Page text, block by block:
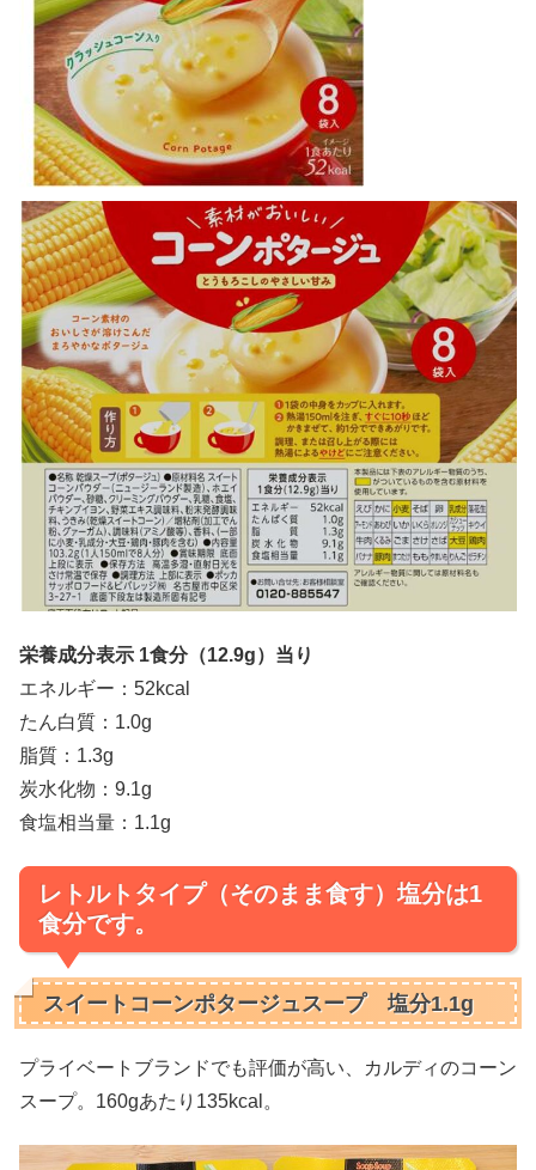
栄養成分表示 1食分（12.9g）当り
エネルギー：52kcal
たん白質：1.0g
脂質：1.3g
炭水化物：9.1g
食塩相当量：1.1g
レトルトタイプ（そのまま食す）塩分は1
食分です。
スイートコーンポタージュスープ 塩分1.1g
プライベートブランドでも評価が高い、カルディのコーン
スープ。160gあたり135kcal。